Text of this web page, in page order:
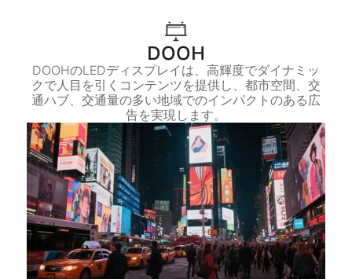
DOOH
DOOHのLEDディスプレイは、高輝度でダイナミッ
クで人目を引くコンテンツを提供し、都市空間、交
通ハブ、交通量の多い地域でのインパクトのある広
告を実現します。